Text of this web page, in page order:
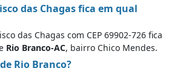
das Chagas fica em qual
das Chagas com CEP 69902-726 fica
Rio Branco-AC, bairro Chico Mendes.
Rio Branco?